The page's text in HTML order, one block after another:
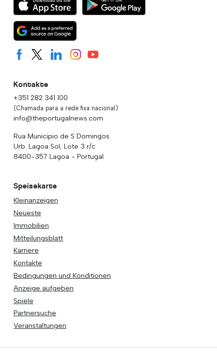
Kontakte
+351 282 341 100
(Chamada para a rede fixa nacional)
info@theportugalnews.com
Rua Municipio de S Domingos
Urb. Lagoa Sol, Lote 3 r/c
8400-357 Lagoa - Portugal
Speisekarte
Kleinanzeigen
Neueste
Immobilien
Mitteilungsblatt
Karriere
Kontakte
Bedingungen und Konditionen
Anzeige aufgeben
Spiele
Partnersuche
Veranstaltungen